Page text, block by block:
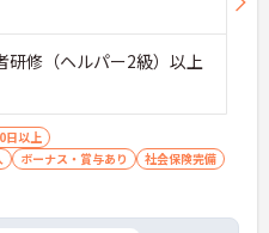
修（ヘルパー2級）以上
日以上
ボーナス・賞与あり
社会保険完備